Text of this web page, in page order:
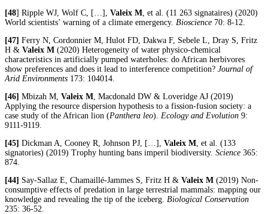
[48] Ripple WJ, Wolf C, […], Valeix M , et al. (11 263 signataires) (2020)
World scientists’ warning of a climate emergency. Bioscience 70: 8-12.
[47] Ferry N, Cordonnier M, Hulot FD, Dakwa F, Sebele L, Dray S, Fritz
H & Valeix M (2020) Heterogeneity of water physico-chemical
characteristics in artificially pumped waterholes: do African herbivores
show preferences and does it lead to interference competition? Journal of
Arid Environments 173: 104014.
[46] Mbizah M, Valeix M , Macdonald DW & Loveridge AJ (2019)
Applying the resource dispersion hypothesis to a fission-fusion society: a
case study of the African lion (Panthera leo). Ecology and Evolution 9:
9111-9119.
[45] Dickman A, Cooney R, Johnson PJ, […], Valeix M , et al. (133
signatories) (2019) Trophy hunting bans imperil biodiversity. Science 365:
874.
[44] Say-Sallaz E, Chamaillé-Jammes S, Fritz H & Valeix M (2019) Non-
consumptive effects of predation in large terrestrial mammals: mapping our
knowledge and revealing the tip of the iceberg. Biological Conservation
235: 36-52.